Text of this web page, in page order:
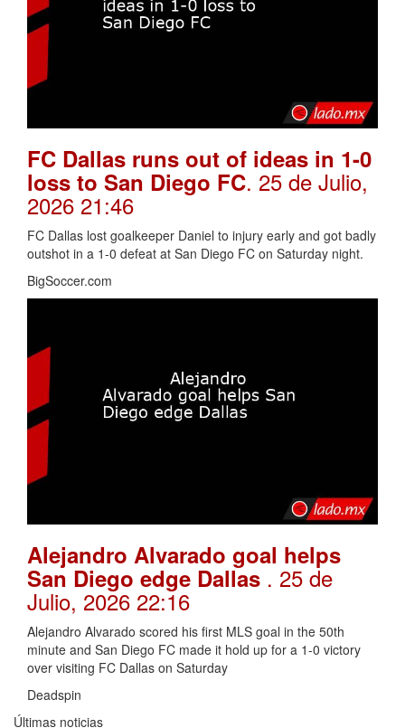
FC Dallas runs out of ideas in 1-0
loss to San Diego FC. 25 de Julio,
2026 21:46
FC Dallas lost goalkeeper Daniel to injury early and got badly
outshot in a 1-0 defeat at San Diego FC on Saturday night.
BigSoccer.com
Alejandro Alvarado goal helps
San Diego edge Dallas . 25 de
Julio, 2026 22:16
Alejandro Alvarado scored his first MLS goal in the 50th
minute and San Diego FC made it hold up for a 1-0 victory
over visiting FC Dallas on Saturday
Deadspin
Últimas noticias